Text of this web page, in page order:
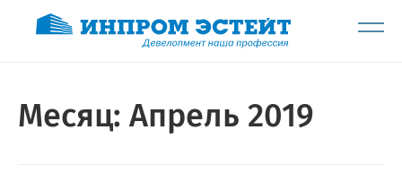
Месяц: Апрель 2019